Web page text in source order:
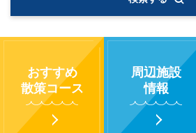
おすすめ
散策コース
周辺施設
情報